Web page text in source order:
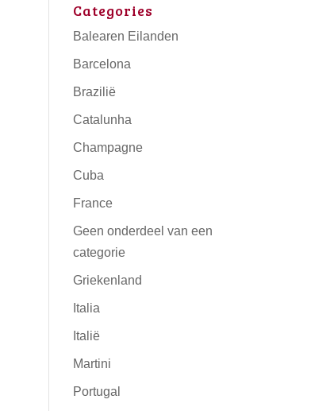
Categories
Balearen Eilanden
Barcelona
Brazilië
Catalunha
Champagne
Cuba
France
Geen onderdeel van een
categorie
Griekenland
Italia
Italië
Martini
Portugal